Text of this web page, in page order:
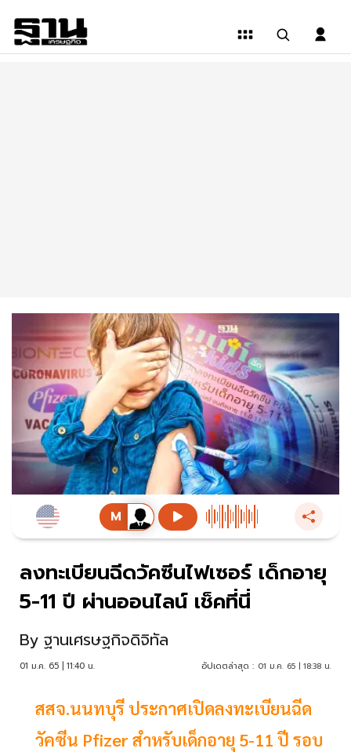
ลงทะเบียนฉีดวัคซีนไฟเซอร์ เด็กอายุ
5-11 ปี ผ่านออนไลน์ เช็คที่นี่
By ฐานเศรษฐกิจดิจิทัล
01 ม.ค. 65 | 11:40 น. อัปเดตล่าสุด : 01 ม.ค. 65 | 18:38 น.
สสจ.นนทบุรี ประกาศเปิดลงทะเบียนฉีด
วัคซีน Pfizer สำหรับเด็กอายุ 5-11 ปี รอบ